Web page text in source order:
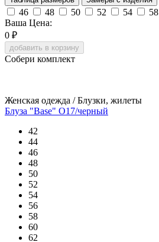
46 48 50 52 54 58
Ваша Цена:
0 ₽
добавить в корзину
Собери комплект
Женская одежда / Блузки, жилеты
Блуза "Base" О17/черный
42
44
46
48
50
52
54
56
58
60
62